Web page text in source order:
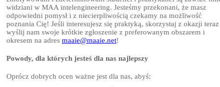
widziani w MAA intelengineering. Jesteśmy przekonani, że masz
odpowiedni pomysł i z niecierpliwością czekamy na możliwość
poznania Cię! Jeśli interesujesz się praktyką, skorzystaj z okazji
wyślij nam swoje krótkie zgłoszenie z preferowanym obszarem i
okresem na adres maaie@maaie.net!
Powody, dla których jesteś dla nas najlepszy
Oprócz dobrych ocen ważne jest dla nas, abyś: